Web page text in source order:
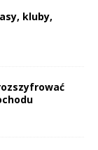
kluby,